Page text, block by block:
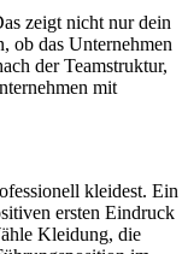
zeigt nicht nur dein
ob das Unternehmen
der Teamstruktur,
mit
kleidest. Ein
ersten Eindruck
Kleidung, die